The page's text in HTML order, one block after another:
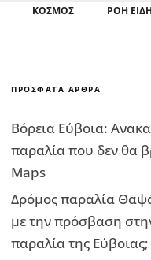
ΚΌΣΜΟΣ ΡΟΗ
ΠΡΌΣΦΑΤΑ ΆΡΘΡΑ
Βόρεια Εύβοια:
παραλία που δεν θα
Maps
Δρόμος παραλία
με την πρόσβαση
παραλία της Εύβοιας;